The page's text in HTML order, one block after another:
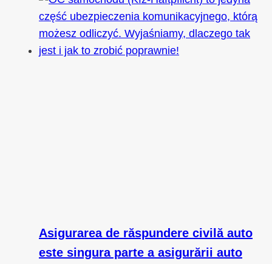
Asigurarea de răspundere civilă auto
este singura parte a asigurării auto